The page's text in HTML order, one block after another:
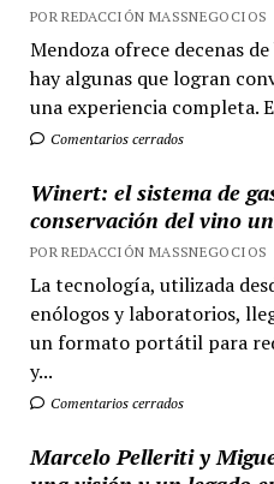
POR REDACCIÓN MASSNEGOCIOS
Mendoza ofrece decenas
hay algunas que logran
una experiencia completa.
Comentarios cerrados
Winert: el sistema de
conservación del vino
POR REDACCIÓN MASSNEGOCIOS
La tecnología, utilizada
enólogos y laboratorios,
un formato portátil para
y...
Comentarios cerrados
Marcelo Pelleriti y